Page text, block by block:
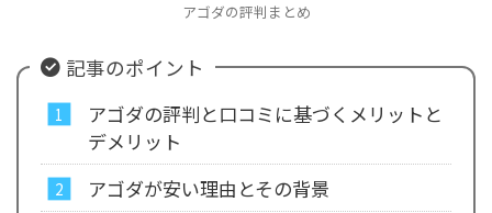
アゴダの評判まとめ
記事のポイント
アゴダの評判と口コミに基づくメリットと
デメリット
アゴダが安い理由とその背景